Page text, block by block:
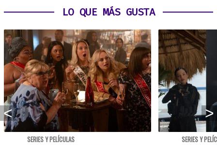
LO QUE MÁS GUSTA
SERIES Y PELÍCULAS SERIES Y